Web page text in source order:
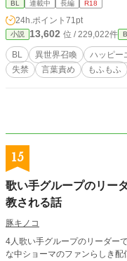
と、2人の使
時に激しく、楽し
「異世界に
精悍な侯爵
のお話です。 ※登場人物、団体、名称等は全て架空のもので
す。 ※男性
※イラスト
BL 連載中 長編 R18
24h.ポイント 71pt
小説 13,602 位 / 229,022件
BL 異世界召喚 ハッピー
失禁
言葉責め もふもふ
15
歌い手グループのリー
教される話
豚キノコ
4人歌い手グループのリーダー
な中ショーマのファンらしき